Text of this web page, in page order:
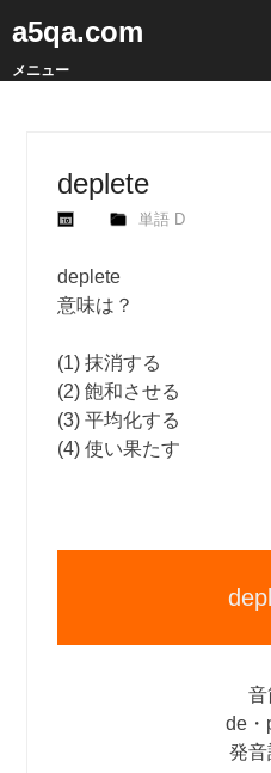
a5qa.com
メニュー
deplete
単語 D
deplete
意味は？
(1) 抹消する
(2) 飽和させる
(3) 平均化する
(4) 使い果たす
音
de・
発